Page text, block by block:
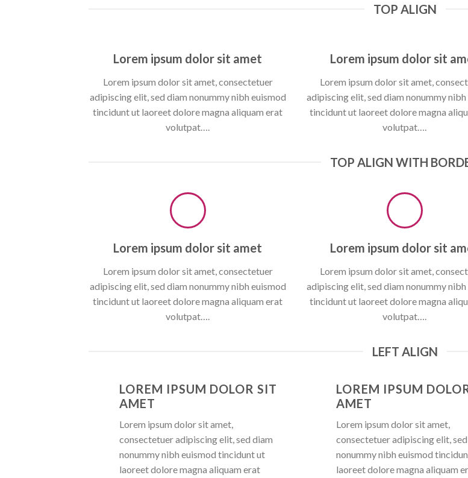
TOP ALIGN
Lorem ipsum dolor sit amet
Lorem ipsum dolor sit amet, consectetuer
adipiscing elit, sed diam nonummy nibh euismod
tincidunt ut laoreet dolore magna aliquam erat
volutpat….
Lorem ipsum dolor sit
Lorem ipsum dolor sit amet,
adipiscing elit, sed diam nonummy
tincidunt ut laoreet dolore magna
volutpat….
TOP ALIGN WITH
Lorem ipsum dolor sit amet
Lorem ipsum dolor sit amet, consectetuer
adipiscing elit, sed diam nonummy nibh euismod
tincidunt ut laoreet dolore magna aliquam erat
volutpat….
Lorem ipsum dolor sit
Lorem ipsum dolor sit amet,
adipiscing elit, sed diam nonummy
tincidunt ut laoreet dolore magna
volutpat….
LEFT ALIGN
LOREM IPSUM DOLOR SIT
AMET
Lorem ipsum dolor sit amet,
consectetuer adipiscing elit, sed diam
nonummy nibh euismod tincidunt ut
laoreet dolore magna aliquam erat
LOREM IPSUM
AMET
Lorem ipsum dolor sit amet,
consectetuer adipiscing elit,
nonummy nibh euismod
laoreet dolore magna aliquam